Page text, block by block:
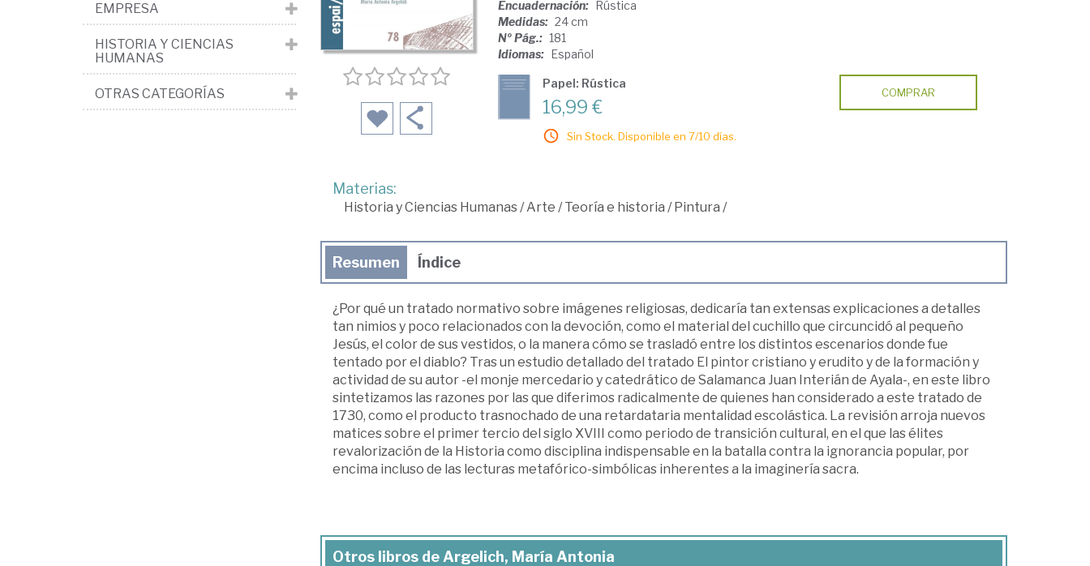
Encuadernación: Rústica
Medidas: 24 cm
Nº Pág.: 181
Idiomas: Español
Papel: Rústica
16,99 €
Sin Stock. Disponible en 7/10 días.
COMPRAR
Materias:
Historia y Ciencias Humanas/Arte /Teoría e historia /Pintura /
Resumen Índice
¿Por qué un tratado normativo sobre imágenes religiosas, dedicaría tan extensas explicaciones a detalles
tan nimios y poco relacionados con la devoción, como el material del cuchillo que circuncidó al pequeño
Jesús, el color de sus vestidos, o la manera cómo se trasladó entre los distintos escenarios donde fue
tentado por el diablo? Tras un estudio detallado del tratado El pintor cristiano y erudito y de la formación y
actividad de su autor -el monje mercedario y catedrático de Salamanca Juan Interián de Ayala-, en este libro
sintetizamos las razones por las que diferimos radicalmente de quienes han considerado a este tratado de
1730, como el producto trasnochado de una retardataria mentalidad escolástica. La revisión arroja nuevos
matices sobre el primer tercio del siglo XVIII como periodo de transición cultural, en el que las élites
revalorización de la Historia como disciplina indispensable en la batalla contra la ignorancia popular, por
encima incluso de las lecturas metafórico-simbólicas inherentes a la imaginería sacra.
Otros libros de Argelich, María Antonia
EMPRESA
HISTORIA Y CIENCIAS
HUMANAS
OTRAS CATEGORÍAS